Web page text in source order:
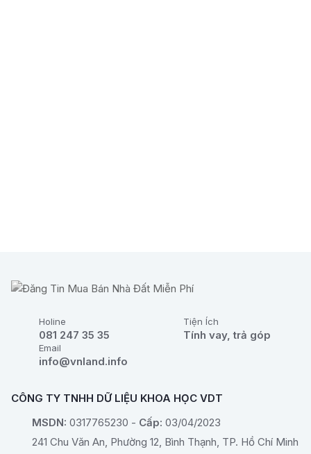
Holine
081 247 35 35
Tiện Ích
Tính vay, trả góp
Email
info@vnland.info
CÔNG TY TNHH DỮ LIỆU KHOA HỌC VDT
MSDN: 0317765230 - Cấp: 03/04/2023
241 Chu Văn An, Phường 12, Bình Thạnh, TP. Hồ Chí Minh